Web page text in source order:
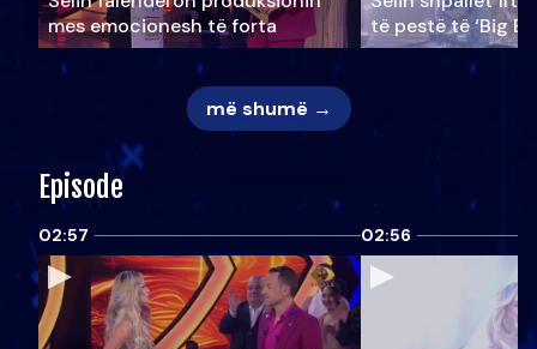
mes emocionesh të forta
të pestë të ‘Big
më shumë →
Episode
02:57 02:56